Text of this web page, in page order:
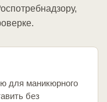
для маникюрного
без